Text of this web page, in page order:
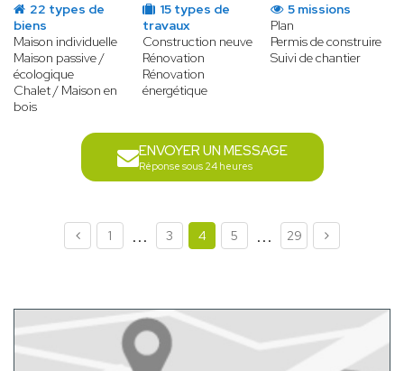
22 types de
biens
Maison individuelle
Maison passive /
écologique
Chalet / Maison en
bois
15 types de
travaux
Construction neuve
Rénovation
Rénovation
énergétique
5 missions
Plan
Permis de construire
Suivi de chantier
ENVOYER UN MESSAGE
Réponse sous 24 heures
1 ... 3 4 5 ... 29